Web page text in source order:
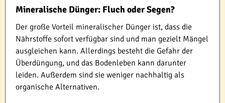
Mineralische Dünger: Fluch oder Segen?
Der große Vorteil mineralischer Dünger ist, dass die
Nährstoffe sofort verfügbar sind und man gezielt Mängel
ausgleichen kann. Allerdings besteht die Gefahr der
Überdüngung, und das Bodenleben kann darunter
leiden. Außerdem sind sie weniger nachhaltig als
organische Alternativen.